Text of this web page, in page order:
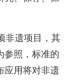
非遗项目，其
参照，标准的
应用将对非遗